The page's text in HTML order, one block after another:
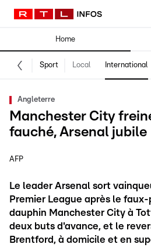
Home
Sport Local International
Angleterre
Manchester City
fauché, Arsenal jubile
AFP
Le leader Arsenal sort
Premier League après le
dauphin Manchester City à
deux buts d'avance, et le
Brentford, à domicile et en